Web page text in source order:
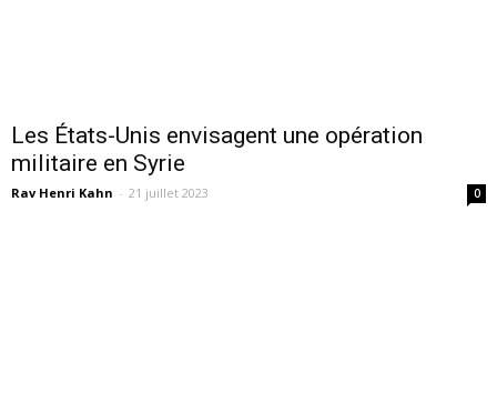
Les États-Unis envisagent une opération
militaire en Syrie
Rav Henri Kahn - 21 juillet 2023 0